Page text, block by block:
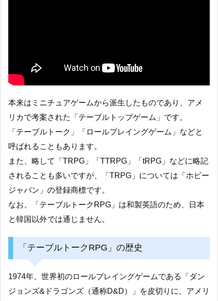
本来はミニチュアゲームから派生したものであり、アメ
リカで考案された「テーブルトップゲーム」です。
「テーブルトーク」「ロールプレイングゲーム」などと
呼ばれることもあります。
また、略して「TRPG」「TTRPG」「tRPG」などに略記
されることも多いですが、「TRPG」については「ホビー
ジャパン」の登録商標です。
なお、「テーブルトークRPG」は和製英語のため、日本
と韓国以外では通じません。
「テーブルトークRPG」の歴史
1974年、世界初のロールプレイングゲームである「ダン
ジョンズ&ドラゴンズ（通称D&D）」を皮切りに、アメリ